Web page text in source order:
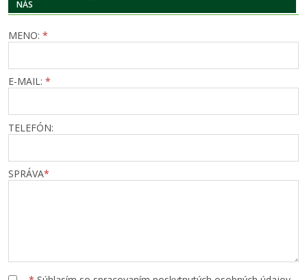
NÁS
MENO: *
E-MAIL: *
TELEFÓN:
SPRÁVA*